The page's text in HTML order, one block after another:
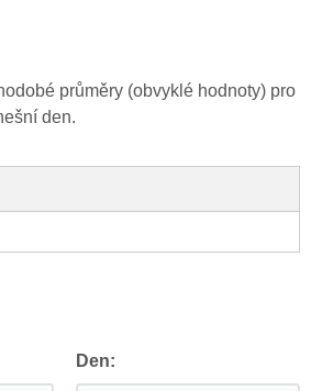
průměry (obvyklé hodnoty) pro
den.
Den: